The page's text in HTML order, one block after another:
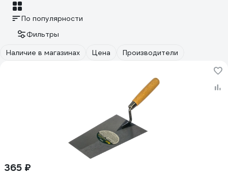
По популярности
Фильтры
Наличие в магазинах
Цена Производители
365 ₽